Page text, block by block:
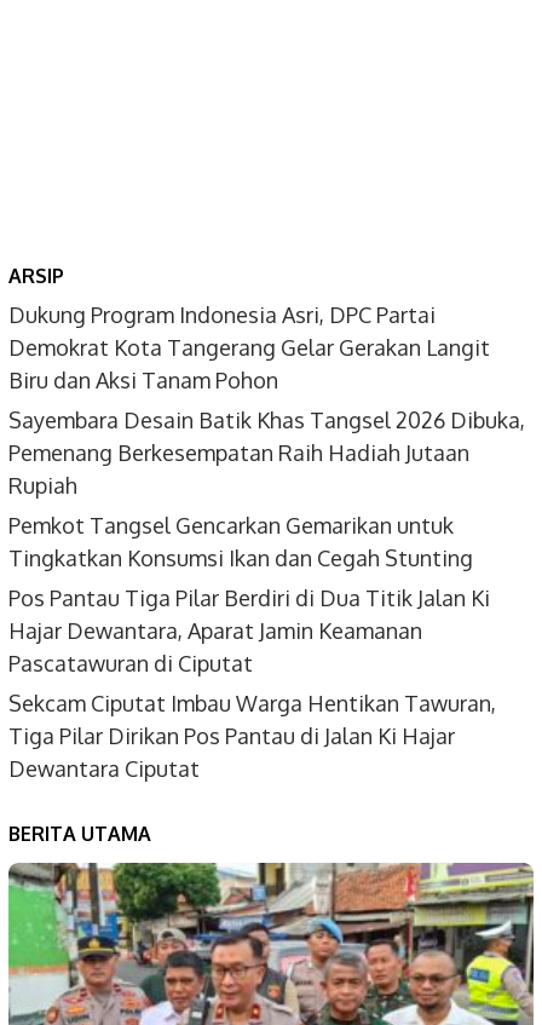
ARSIP
Dukung Program Indonesia Asri, DPC Partai
Demokrat Kota Tangerang Gelar Gerakan Langit
Biru dan Aksi Tanam Pohon
Sayembara Desain Batik Khas Tangsel 2026 Dibuka,
Pemenang Berkesempatan Raih Hadiah Jutaan
Rupiah
Pemkot Tangsel Gencarkan Gemarikan untuk
Tingkatkan Konsumsi Ikan dan Cegah Stunting
Pos Pantau Tiga Pilar Berdiri di Dua Titik Jalan Ki
Hajar Dewantara, Aparat Jamin Keamanan
Pascatawuran di Ciputat
Sekcam Ciputat Imbau Warga Hentikan Tawuran,
Tiga Pilar Dirikan Pos Pantau di Jalan Ki Hajar
Dewantara Ciputat
BERITA UTAMA